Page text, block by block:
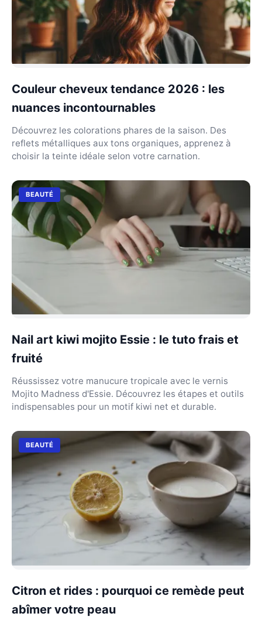
Couleur cheveux tendance 2026 : les
nuances incontournables
Découvrez les colorations phares de la saison. Des
reflets métalliques aux tons organiques, apprenez à
choisir la teinte idéale selon votre carnation.
BEAUTÉ
Nail art kiwi mojito Essie : le tuto frais et
fruité
Réussissez votre manucure tropicale avec le vernis
Mojito Madness d'Essie. Découvrez les étapes et outils
indispensables pour un motif kiwi net et durable.
BEAUTÉ
Citron et rides : pourquoi ce remède peut
abîmer votre peau